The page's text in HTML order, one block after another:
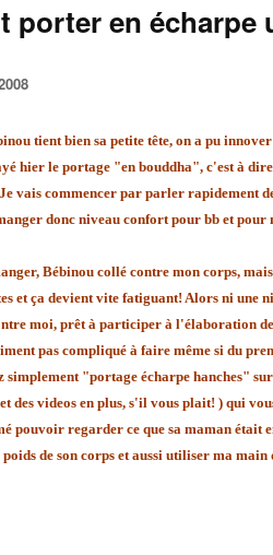
porter en écharpe
tient bien sa petite tête, on a pu
hier le portage "en bouddha", c'est à
vais commencer par parler rapidement
donc niveau confort pour bb et pour
Bébinou collé contre mon corps,
et ça devient vite fatiguant! Alors ni une
moi, prêt à participer à l'élaboration
pas compliqué à faire même si du
simplement "portage écharpe hanches"
des videos en plus, s'il vous plait! ) qui
pouvoir regarder ce que sa maman
de son corps et aussi utiliser ma